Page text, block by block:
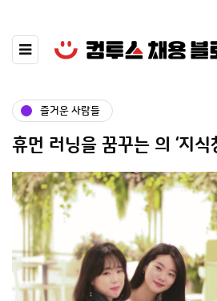
즐거운 사람들
휴먼 러닝을 꿈꾸는 의 ‘지식